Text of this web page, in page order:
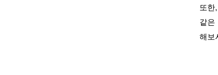
또한
같은
해보